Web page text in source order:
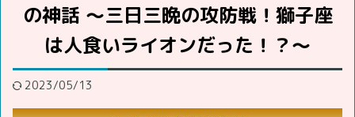
の神話 ～三日三晩の攻防戦！獅子座
は人食いライオンだった！？～
2023/05/13